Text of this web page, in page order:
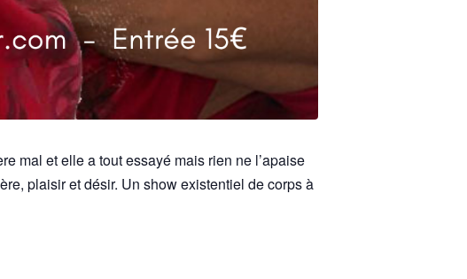
mal et elle a tout essayé mais rien ne l’apaise
plaisir et désir. Un show existentiel de corps à